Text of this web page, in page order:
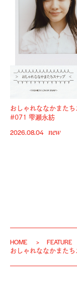
おしゃれななかまた
#071 雫瀬永紡
2026.08.04 new
HOME FEATURE
おしゃれななかまた